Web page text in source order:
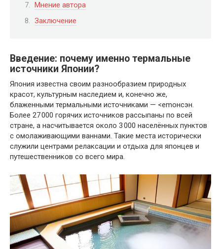
Мнение автора
Заключение
Введение: почему именно термальные
источники Японии?
Япония известна своим разнообразием природных
красот, культурным наследием и, конечно же,
блаженными термальными источниками — <emонсэн.
Более 27 000 горячих источников рассыпаны по всей
стране, а насчитывается около 3 000 населённых пунктов
с омолаживающими ваннами. Такие места исторически
служили центрами релаксации и отдыха для японцев и
путешественников со всего мира.